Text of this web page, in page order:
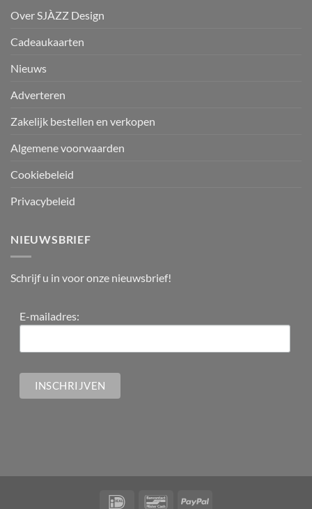
Over SJÀZZ Design
Cadeaukaarten
Nieuws
Adverteren
Zakelijk bestellen en verkopen
Algemene voorwaarden
Cookiebeleid
Privacybeleid
NIEUWSBRIEF
Schrijf u in voor onze nieuwsbrief!
E-mailadres: